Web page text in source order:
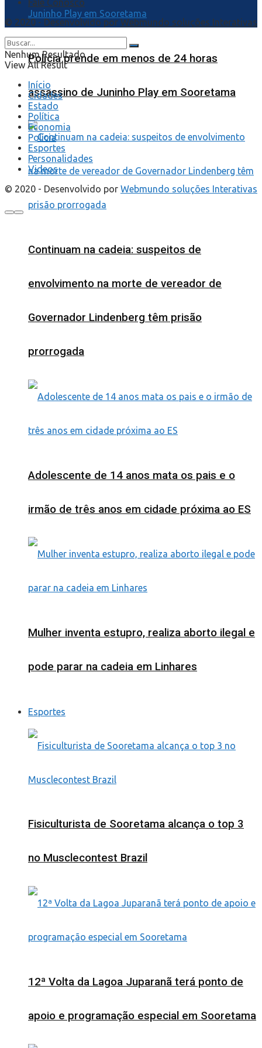
Polícia prende em menos de 24 horas
assassino de Juninho Play em Sooretama
Continuam na cadeia: suspeitos de
envolvimento na morte de vereador de
Governador Lindenberg têm prisão
prorrogada
Adolescente de 14 anos mata os pais e o
irmão de três anos em cidade próxima ao ES
Mulher inventa estupro, realiza aborto ilegal e
pode parar na cadeia em Linhares
Esportes
Fisiculturista de Sooretama alcança o top 3
no Musclecontest Brazil
12ª Volta da Lagoa Juparanã terá ponto de
apoio e programação especial em Sooretama
Fale Conosco
© 2020 - Desenvolvido por Webmundo soluções Interativas
Nenhum Resultado
View All Result
Início
Cidades
Estado
Política
Economia
Polícia
Esportes
Personalidades
Videos
© 2020 - Desenvolvido por Webmundo soluções Interativas